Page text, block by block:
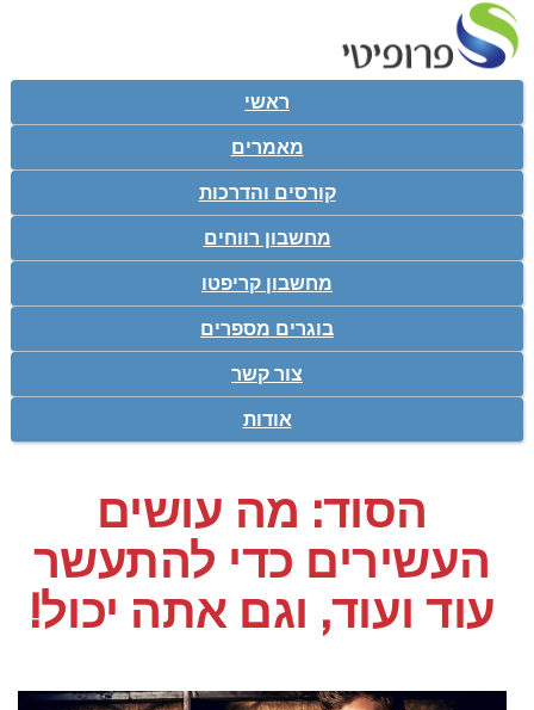
ראשי
מאמרים
קורסים והדרכות
מחשבון רווחים
מחשבון קריפטו
בוגרים מספרים
צור קשר
אודות
הסוד: מה עושים
העשירים כדי להתעשר
עוד ועוד, וגם אתה יכול!